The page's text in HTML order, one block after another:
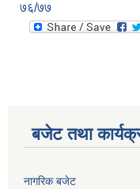
७६/७७
बजेट तथा
नागरिक बजेट